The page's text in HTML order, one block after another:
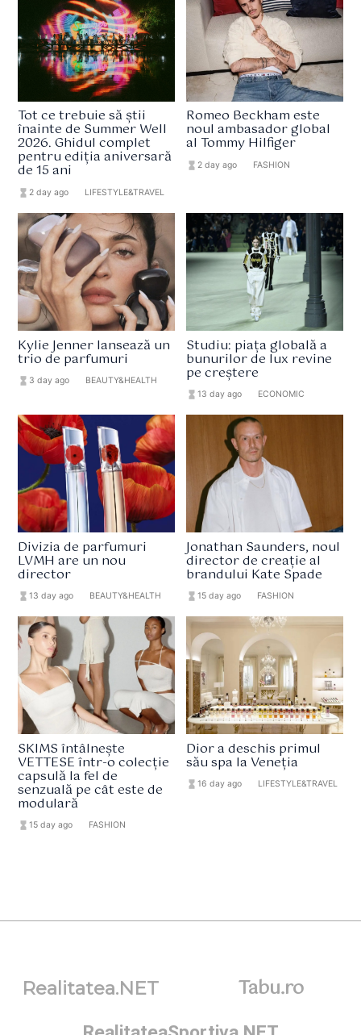
Tot ce trebuie să știi
înainte de Summer Well
2026. Ghidul complet
pentru ediția aniversară
de 15 ani
hourglass_full 2 day ago LIFESTYLE&TRAVEL
Romeo Beckham este
noul ambasador global
al Tommy Hilfiger
hourglass_full 2 day ago FASHION
Kylie Jenner lansează un
trio de parfumuri
hourglass_full 3 day ago BEAUTY&HEALTH
Studiu: piața globală a
bunurilor de lux revine
pe creștere
hourglass_full 13 day ago ECONOMIC
Divizia de parfumuri
LVMH are un nou
director
hourglass_full13 day ago BEAUTY&HEALTH
Jonathan Saunders, noul
director de creație al
brandului Kate Spade
hourglass_full 15 day ago FASHION
SKIMS întâlnește
VETTESE într-o colecție
capsulă la fel de
senzuală pe cât este de
modulară
hourglass_full15 day ago FASHION
Dior a deschis primul
său spa la Veneția
hourglass_full 16 day ago LIFESTYLE&TRAVEL
Realitatea.NET Tabu.ro